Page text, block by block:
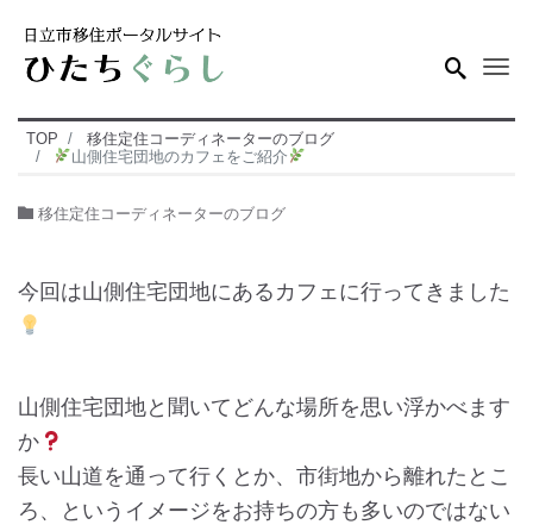
TOP
移住定住コーディネーターのブログ
山側住宅団地のカフェをご紹介
移住定住コーディネーターのブログ
今回は山側住宅団地にあるカフェに行ってきました
山側住宅団地と聞いてどんな場所を思い浮かべます
か
長い山道を通って行くとか、市街地から離れたとこ
ろ、というイメージをお持ちの方も多いのではない